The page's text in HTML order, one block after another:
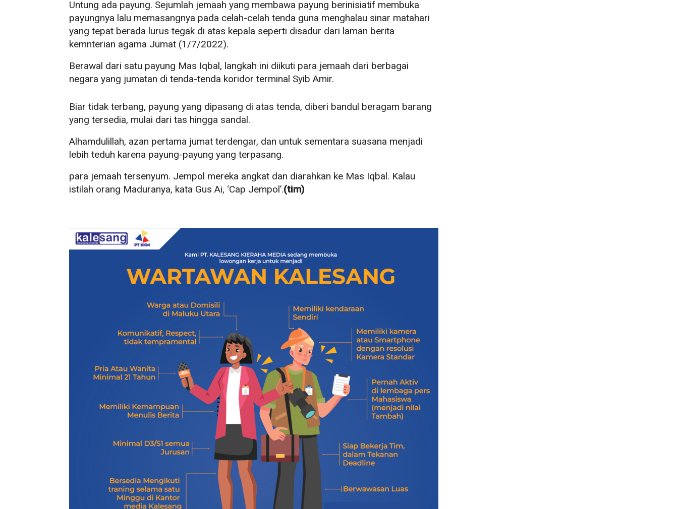
Untung ada payung. Sejumlah jemaah yang membawa payung berinisiatif membuka
payungnya lalu memasangnya pada celah-celah tenda guna menghalau sinar matahari
yang tepat berada lurus tegak di atas kepala seperti disadur dari laman berita
kemnterian agama Jumat (1/7/2022).
Berawal dari satu payung Mas Iqbal, langkah ini diikuti para jemaah dari berbagai
negara yang jumatan di tenda-tenda koridor terminal Syib Amir.
Biar tidak terbang, payung yang dipasang di atas tenda, diberi bandul beragam barang
yang tersedia, mulai dari tas hingga sandal.
​​​​Alhamdulillah, azan pertama jumat terdengar, dan untuk sementara suasana menjadi
lebih teduh karena payung-payung yang terpasang.
para jemaah tersenyum. Jempol mereka angkat dan diarahkan ke Mas Iqbal. Kalau
istilah orang Maduranya, kata Gus Ai, ‘Cap Jempol’.(tim)